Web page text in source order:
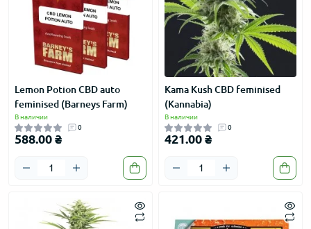
Lemon Potion CBD auto
feminised (Barneys Farm)
В наличии
0
588.00 ₴
Kama Kush CBD feminised
(Kannabia)
В наличии
0
421.00 ₴